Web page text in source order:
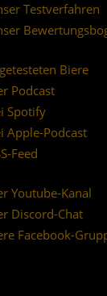
Testverfahren
Biere
Podcast
Spotify
Apple-Podcast
Feed
Youtube-Kanal
Discord-Chat
Facebook-